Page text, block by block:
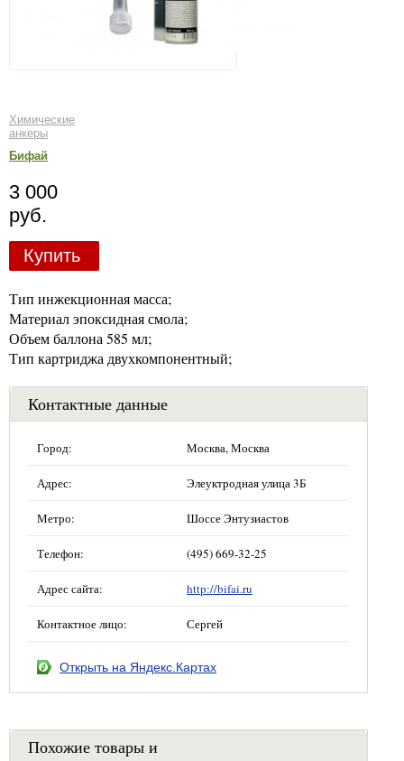
Химические
анкеры
Бифай
3 000
руб.
Купить
Тип инжекционная масса;
Материал эпоксидная смола;
Объем баллона 585 мл;
Тип картриджа двухкомпонентный;
Контактные данные
Город: Москва, Москва
Адрес: Элеуктродная улица 3Б
Метро: Шоссе Энтузиастов
Телефон: (495) 669-32-25
Адрес сайта: http://bifai.ru
Контактное лицо: Сергей
Открыть на Яндекс.Картах
Похожие товары и